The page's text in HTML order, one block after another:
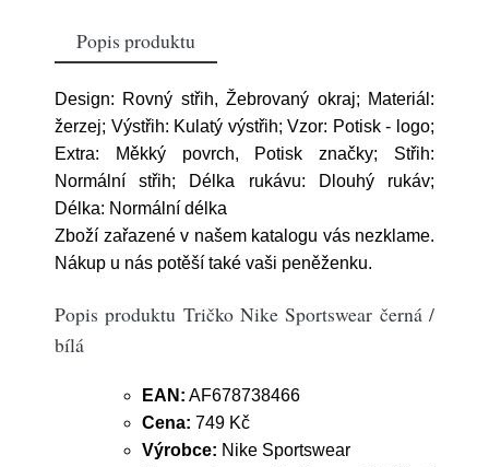
Popis produktu
Design: Rovný střih, Žebrovaný okraj; Materiál:
žerzej; Výstřih: Kulatý výstřih; Vzor: Potisk - logo;
Extra: Měkký povrch, Potisk značky; Střih:
Normální střih; Délka rukávu: Dlouhý rukáv;
Délka: Normální délka
Zboží zařazené v našem katalogu vás nezklame.
Nákup u nás potěší také vaši peněženku.
Popis produktu Tričko Nike Sportswear černá /
bílá
EAN: AF678738466
Cena: 749 Kč
Výrobce: Nike Sportswear